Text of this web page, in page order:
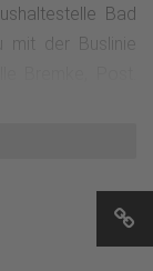
Bad
der Buslinie
Folge
Kirche in Reiste.
Höhenflug mit